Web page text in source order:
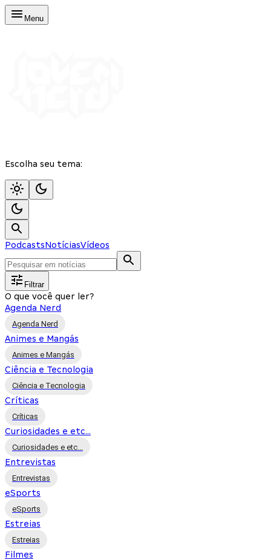
Menu
Escolha seu tema:
PodcastsNotíciasVídeos
Filtrar
O que você quer ler?
Agenda Nerd
Agenda Nerd
Animes e Mangás
Animes e Mangás
Ciência e Tecnologia
Ciência e Tecnologia
Críticas
Críticas
Curiosidades e etc...
Curiosidades e etc...
Entrevistas
Entrevistas
eSports
eSports
Estreias
Estreias
Filmes